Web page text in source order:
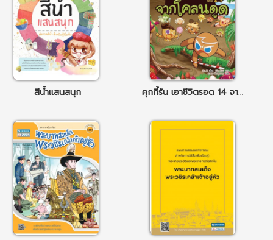
สีน้ำแสนสนุก คุกกี้รัน เอาชีวิตรอด 14 จากโคลนดูด